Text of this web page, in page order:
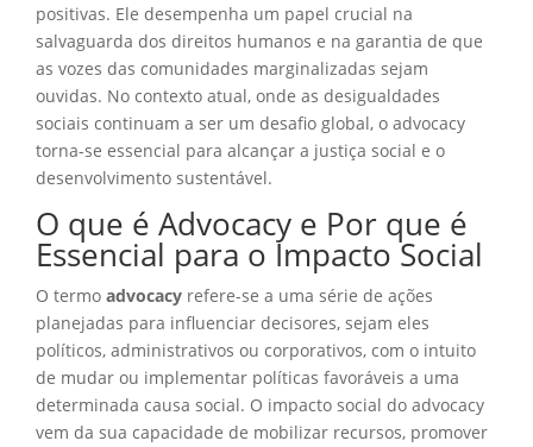
positivas. Ele desempenha um papel crucial na
salvaguarda dos direitos humanos e na garantia de que
as vozes das comunidades marginalizadas sejam
ouvidas. No contexto atual, onde as desigualdades
sociais continuam a ser um desafio global, o advocacy
torna-se essencial para alcançar a justiça social e o
desenvolvimento sustentável.
O que é Advocacy e Por que é
Essencial para o Impacto Social
O termo advocacy refere-se a uma série de ações
planejadas para influenciar decisores, sejam eles
políticos, administrativos ou corporativos, com o intuito
de mudar ou implementar políticas favoráveis a uma
determinada causa social. O impacto social do advocacy
vem da sua capacidade de mobilizar recursos, promover